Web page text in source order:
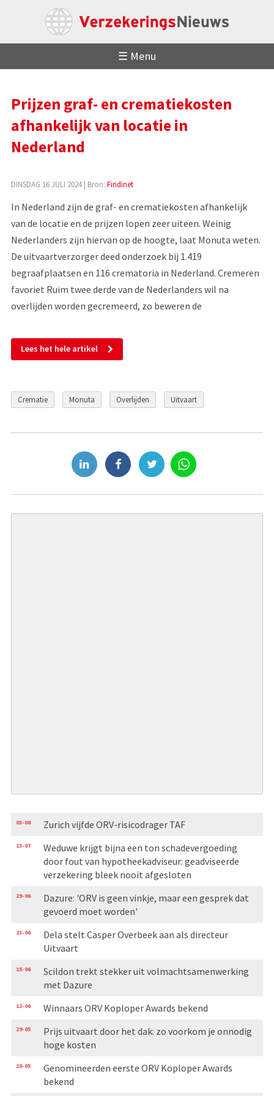
☰ Menu
Prijzen graf- en crematiekosten
afhankelijk van locatie in
Nederland
DINSDAG 16 JULI 2024| Bron: Findinet
In Nederland zijn de graf- en crematiekosten afhankelijk
van de locatie en de prijzen lopen zeer uiteen. Weinig
Nederlanders zijn hiervan op de hoogte, laat Monuta weten.
De uitvaartverzorger deed onderzoek bij 1.419
begraafplaatsen en 116 crematoria in Nederland. Cremeren
favoriet Ruim twee derde van de Nederlanders wil na
overlijden worden gecremeerd, zo beweren de
Lees het hele artikel
Crematie Monuta Overlijden Uitvaart
03-08 Zurich vijfde ORV-risicodrager TAF
13-07
Weduwe krijgt bijna een ton schadevergoeding
door fout van hypotheekadviseur: geadviseerde
verzekering bleek nooit afgesloten
29-06
Dazure: 'ORV is geen vinkje, maar een gesprek dat
gevoerd moet worden'
23-06
Dela stelt Casper Overbeek aan als directeur
Uitvaart
15-06
Scildon trekt stekker uit volmachtsamenwerking
met Dazure
12-06 Winnaars ORV Koploper Awards bekend
29-05
Prijs uitvaart door het dak: zo voorkom je onnodig
hoge kosten
28-05
Genomineerden eerste ORV Koploper Awards
bekend